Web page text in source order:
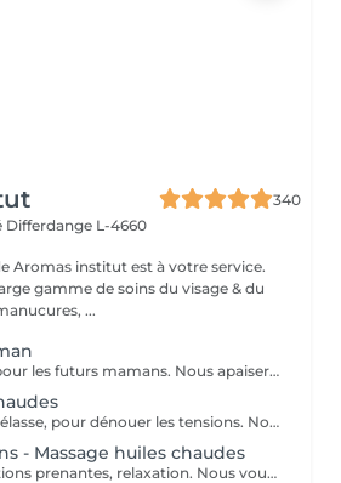
340
Differdange L-4660
Aromas institut est à votre service.
gamme de soins du visage & du
...
Ce massage est idéal pour les futurs mamans. Nous apaiserons les tensions que vous ressentez dans le corps grâce à un massage doux et adapté. Laissez-vous bercer par la musique ambiante et masser par les mains d'une professionnelle. A s'offrir ou à offrir :-) Nous vous prions de bien vouloir respecter votre rendez-vous. En prenant rendez-vous, vous occupez une place, dont une autre personne aurait éventuellement besoin. Tout rendez-vous non annulé 24h en avance, est susceptible d'être facturé. (Si vous ne pouvez pas vous présenter à votre RDV, proposez-le éventuellement à un proche ou à un ami) Toute l'équipe de Aromas Institut vous remercie pour votre respect et votre compréhension.
Enveloppe les corps, délasse, pour dénouer les tensions. Nous vous prions de bien vouloir respecter votre rendez-vous. En prenant rendez-vous, vous occupez une place, dont une autre personne aurait éventuellement besoin. Tout rendez-vous non annulé 24h en avance, est susceptible d'être facturé. (Si vous ne pouvez pas vous présenter à votre RDV, proposez-le éventuellement à un proche ou à un ami) Toute l'équipe de Aromas Institut vous remercie pour votre respect et votre compréhension.
- Massage huiles chaudes
Texture unique, sensations prenantes, relaxation. Nous vous prions de bien vouloir respecter votre rendez-vous. En prenant rendez-vous, vous occupez une place, dont une autre personne aurait éventuellement besoin. Tout rendez-vous non annulé 24h en avance, est susceptible d'être facturé. (Si vous ne pouvez pas vous présenter à votre RDV, proposez-le éventuellement à un proche ou à un ami) Toute l'équipe de Aromas Institut vous remercie pour votre respect et votre compréhension.